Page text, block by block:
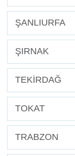
ŞANLIURFA
ŞIRNAK
TEKİRDAĞ
TOKAT
TRABZON